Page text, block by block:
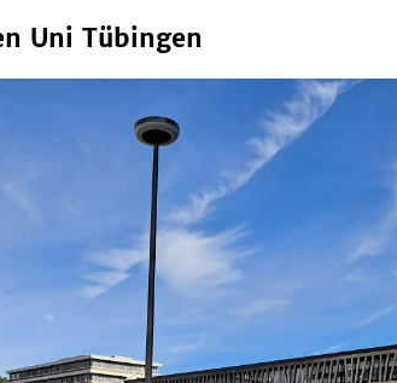
Uni Tübingen